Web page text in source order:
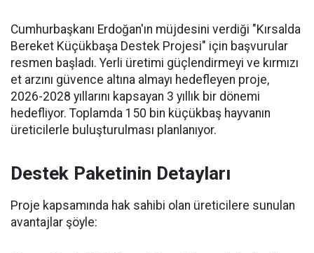
Cumhurbaşkanı Erdoğan'ın müjdesini verdiği "Kırsalda
Bereket Küçükbaşa Destek Projesi" için başvurular
resmen başladı. Yerli üretimi güçlendirmeyi ve kırmızı
et arzını güvence altına almayı hedefleyen proje,
2026-2028 yıllarını kapsayan 3 yıllık bir dönemi
hedefliyor. Toplamda 150 bin küçükbaş hayvanın
üreticilerle buluşturulması planlanıyor.
Destek Paketinin Detayları
Proje kapsamında hak sahibi olan üreticilere sunulan
avantajlar şöyle: